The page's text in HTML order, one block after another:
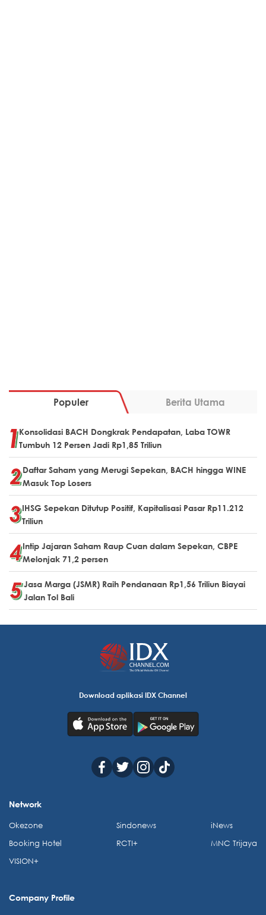
Populer Berita Utama
Konsolidasi BACH Dongkrak Pendapatan, Laba TOWR
Tumbuh 12 Persen Jadi Rp1,85 Triliun
Daftar Saham yang Merugi Sepekan, BACH hingga WINE
Masuk Top Losers
IHSG Sepekan Ditutup Positif, Kapitalisasi Pasar Rp11.212
Triliun
Intip Jajaran Saham Raup Cuan dalam Sepekan, CBPE
Melonjak 71,2 persen
Jasa Marga (JSMR) Raih Pendanaan Rp1,56 Triliun Biayai
Jalan Tol Bali
Download aplikasi IDX Channel
Network
Okezone
Booking Hotel
VISION+
Sindonews
RCTI+
iNews
MNC Trijaya
Company Profile